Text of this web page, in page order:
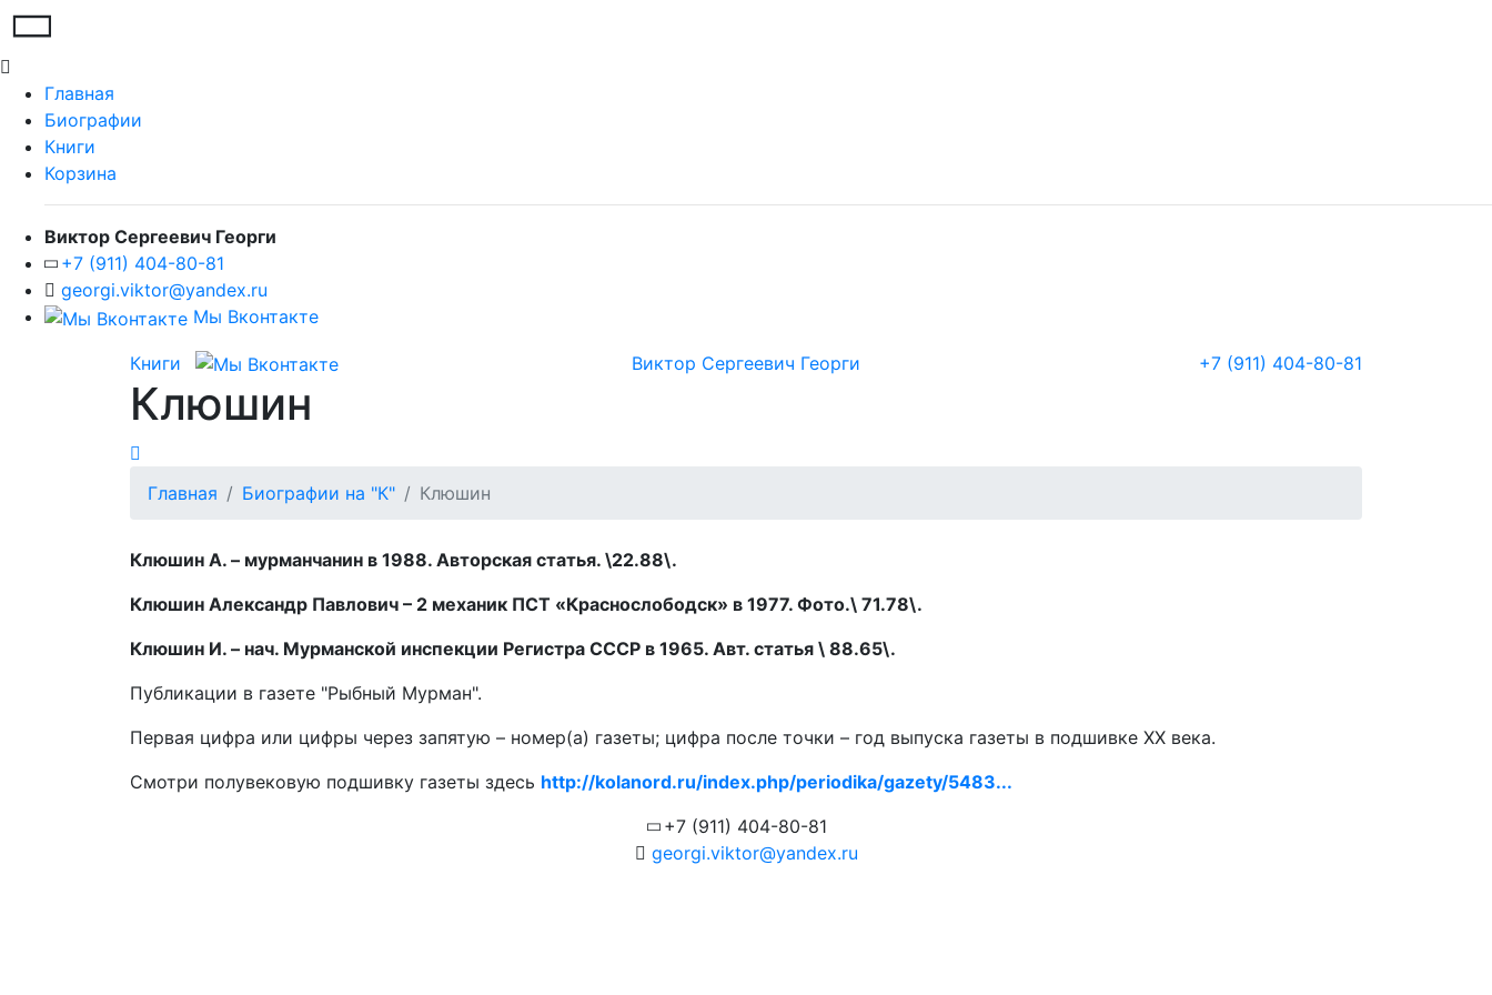
Главная
Биографии
Книги
Корзина
Виктор Сергеевич Георги
+7 (911) 404-80-81
georgi.viktor@yandex.ru
Мы Вконтакте
Книги Виктор Сергеевич Георги +7 (911) 404-80-81
Клюшин
Главная Биографии на "К" Клюшин
Клюшин А. – мурманчанин в 1988. Авторская статья. \22.88\.
Клюшин Александр Павлович – 2 механик ПСТ «Краснослободск» в 1977. Фото.\ 71.78\.
Клюшин И. – нач. Мурманской инспекции Регистра СССР в 1965. Авт. статья \ 88.65\.
Публикации в газете "Рыбный Мурман".
Первая цифра или цифры через запятую – номер(а) газеты; цифра после точки – год выпуска газеты в подшивке ХХ века.
Смотри полувековую подшивку газеты здесь http://kolanord.ru/index.php/periodika/gazety/5483...
+7 (911) 404-80-81
georgi.viktor@yandex.ru